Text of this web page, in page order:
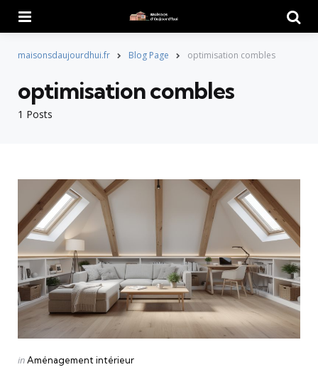
maisonsdaujourdhui.fr Blog Page optimisation combles
1 Posts
optimisation combles
Categories
Posted
inAménagement intérieur